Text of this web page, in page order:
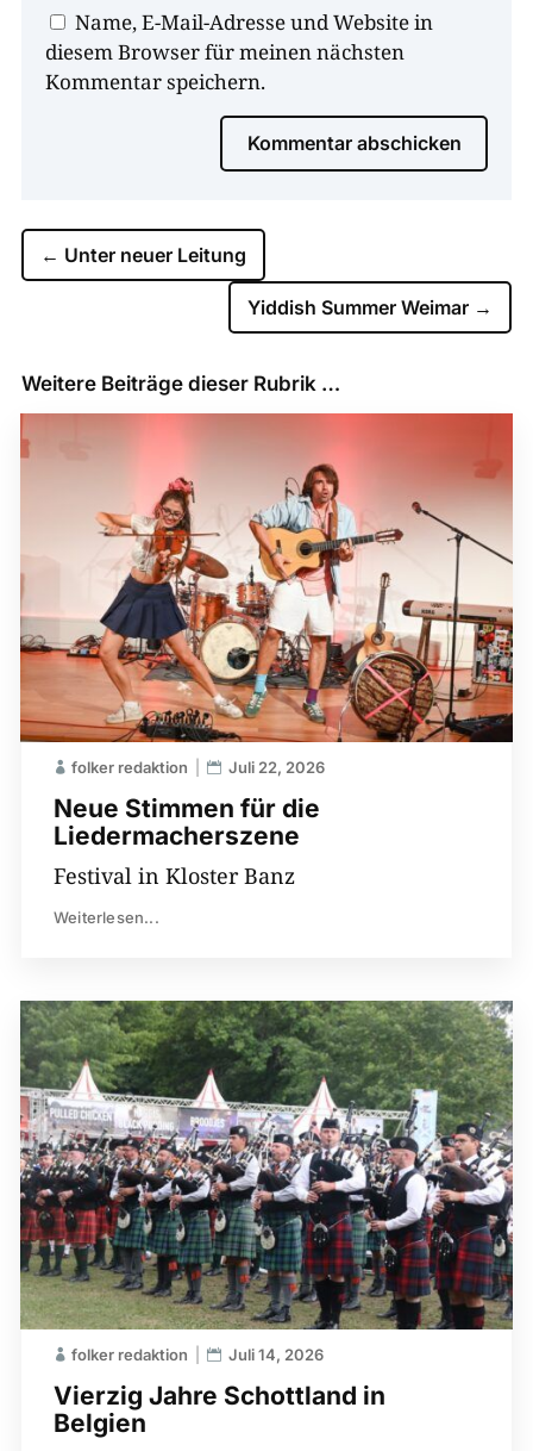
Name, E-Mail-Adresse und Website in
diesem Browser für meinen nächsten
Kommentar speichern.
Kommentar abschicken
← Unter neuer Leitung
Yiddish Summer Weimar →
Weitere Beiträge dieser Rubrik …
Neue Stimmen für die
Liedermacherszene
folker redaktion Juli 22, 2026
Festival in Kloster Banz
Weiterlesen...
Vierzig Jahre Schottland in
Belgien
folker redaktion Juli 14, 2026